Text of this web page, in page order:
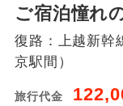
ご宿泊憧れ
復路：上越新幹
京駅間）
旅行代金
バスガイド乗
務